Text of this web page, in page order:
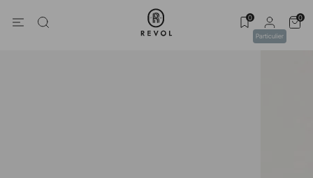
Particulier
0 0